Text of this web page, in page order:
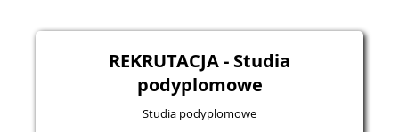
REKRUTACJA - Studia
podyplomowe
Studia podyplomowe